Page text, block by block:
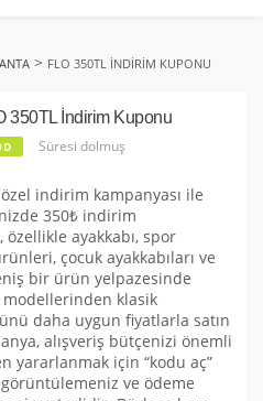
> FLO 350TL İNDIRIM KUPONU
350TL İndirim Kuponu
Süresi dolmuş
indirim kampanyası ile
350₺ indirim
ayakkabı, spor
çocuk ayakkabıları ve
bir ürün yelpazesinde
klasik
daha uygun fiyatlarla satın
alışveriş bütçenizi önemli
yararlanmak için “kodu aç”
ve ödeme